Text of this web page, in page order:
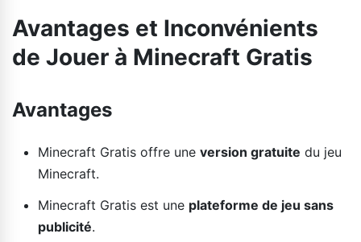
Avantages et Inconvénients
de Jouer à Minecraft Gratis
Avantages
Minecraft Gratis offre une version gratuite du jeu
Minecraft.
Minecraft Gratis est une plateforme de jeu sans
publicité.